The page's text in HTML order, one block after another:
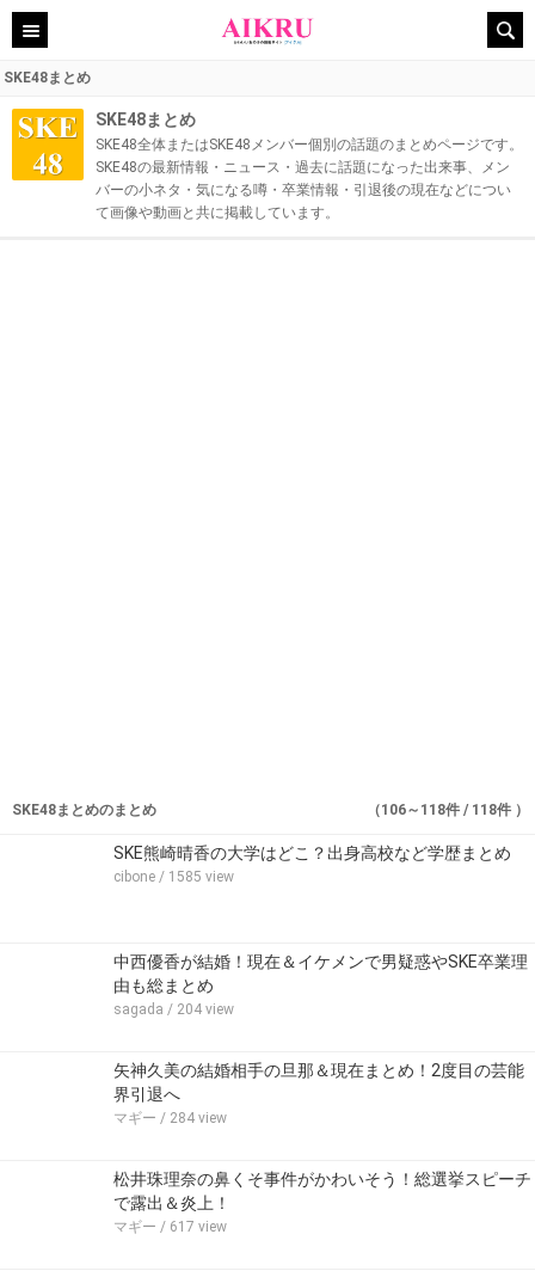
SKE48まとめ
SKE48まとめ
SKE48全体またはSKE48メンバー個別の話題のまとめページです。
SKE48の最新情報・ニュース・過去に話題になった出来事、メン
バーの小ネタ・気になる噂・卒業情報・引退後の現在などについ
て画像や動画と共に掲載しています。
SKE48まとめのまとめ （106～118件 / 118件 ）
SKE熊崎晴香の大学はどこ？出身高校など学歴まとめ
cibone / 1585 view
中西優香が結婚！現在＆イケメンで男疑惑やSKE卒業理
由も総まとめ
sagada / 204 view
矢神久美の結婚相手の旦那＆現在まとめ！2度目の芸能
界引退へ
マギー / 284 view
松井珠理奈の鼻くそ事件がかわいそう！総選挙スピーチ
で露出＆炎上！
マギー / 617 view